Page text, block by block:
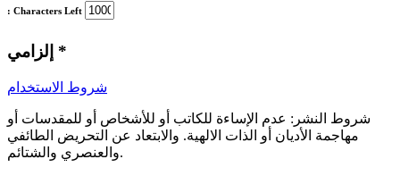
: Characters Left
*
شروط الاستخدام
شروط النشر: عدم الإساءة للكاتب أو للأشخاص أو للمقدسات أو
مهاجمة الأديان أو الذات الالهية. والابتعاد عن التحريض الطائفي
والعنصري والشتائم.